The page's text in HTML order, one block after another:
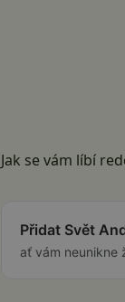
Jak se vám líbí
Přidat Svět
ať vám neunikne